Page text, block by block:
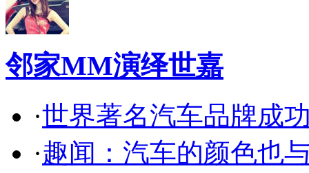
邻家MM演绎世嘉
·世界著名汽车品牌成
·趣闻：汽车的颜色也